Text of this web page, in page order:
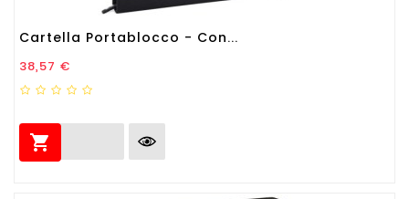
Cartella Portablocco - Con...
Prezzo
38,57 €
